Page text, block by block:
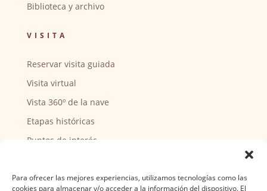
Para ofrecer las mejores experiencias, utilizamos tecnologías como las
cookies para almacenar y/o acceder a la información del dispositivo. El
Biblioteca y archivo
VISITA
Reservar visita guiada
Visita virtual
Vista 360º de la nave
Etapas históricas
Puntos de interés